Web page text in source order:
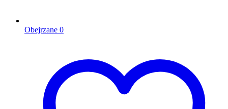
Obejrzane 0